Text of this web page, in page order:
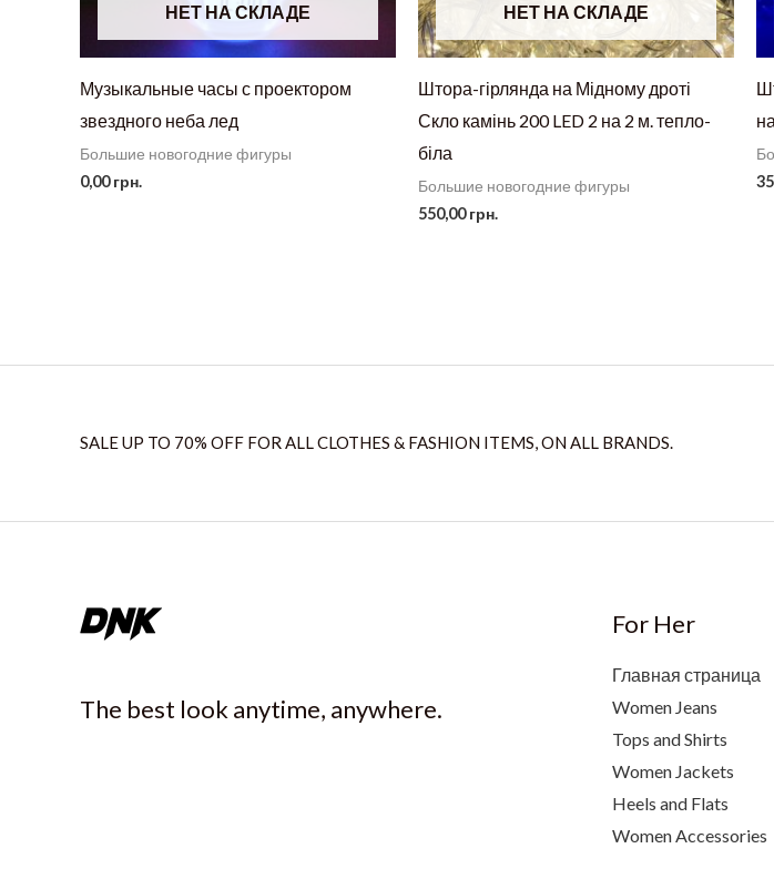
НЕТ НА СКЛАДЕ
Музыкальные часы с проектором
звездного неба лед
Большие новогодние фигуры
0,00грн.
НЕТ НА СКЛАДЕ
Штора-гірлянда на Мідному дроті
Скло камінь 200 LED 2 на 2 м. тепло-
біла
Большие новогодние фигуры
550,00грн.
SALE UP TO 70% OFF FOR ALL CLOTHES & FASHION ITEMS, ON ALL BRANDS.
The best look anytime, anywhere.
For Her
Главная страница
Women Jeans
Tops and Shirts
Women Jackets
Heels and Flats
Women Accessories